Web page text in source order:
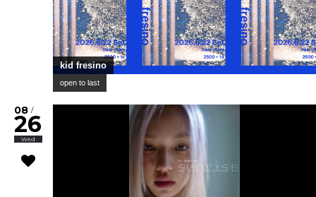
kid fresino
open to last
08 /
26
Wed